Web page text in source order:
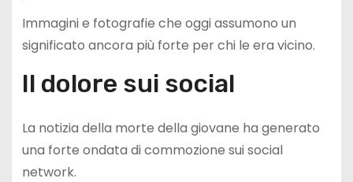
Immagini e fotografie che oggi assumono un
significato ancora più forte per chi le era vicino.
Il dolore sui social
La notizia della morte della giovane ha generato
una forte ondata di commozione sui social
network.